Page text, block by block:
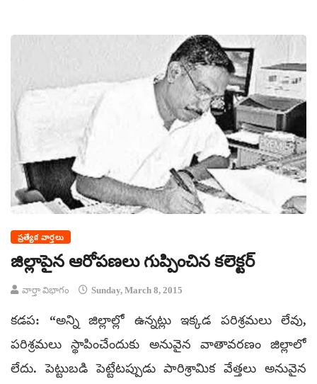
ప్రత్యేక వార్తలు
జిల్లాపైన ఆరోపణలు గుప్పించిన కలెక్టర్
వార్తా విభాగం Sunday, March 8, 2015
కడప: “అన్ని జిల్లాల్లో ఉన్నట్లు ఇక్కడ పరిశ్రమలు లేవు,
పరిశ్రమలు స్థాపించేందుకు అనువైన వాతావరణం జిల్లాలో
లేదు. పెట్టుబడి పెట్టేటప్పుడు పారిశ్రామిక వేత్తలు అనువైన